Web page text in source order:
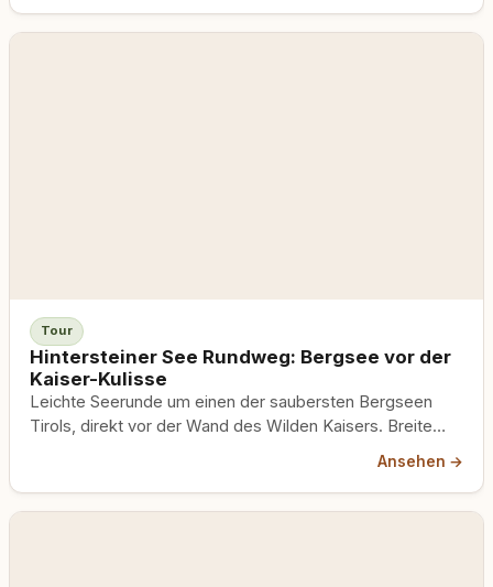
Tour
Hintersteiner See Rundweg: Bergsee vor der
Kaiser-Kulisse
Leichte Seerunde um einen der saubersten Bergseen
Tirols, direkt vor der Wand des Wilden Kaisers. Breite
Ansehen →